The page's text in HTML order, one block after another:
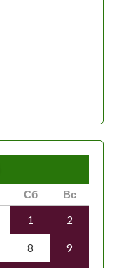
Сб Вс
1 2
8 9